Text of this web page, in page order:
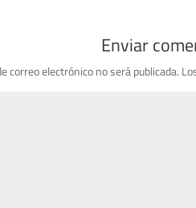
Enviar
correo electrónico no será publicada.